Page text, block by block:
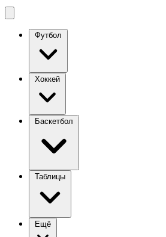
Футбол
Хоккей
Баскетбол
Таблицы
Ещё